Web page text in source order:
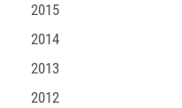
2015
2014
2013
2012